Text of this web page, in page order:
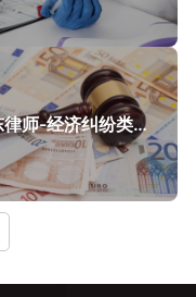
广东律师-经济纠纷类案件案例